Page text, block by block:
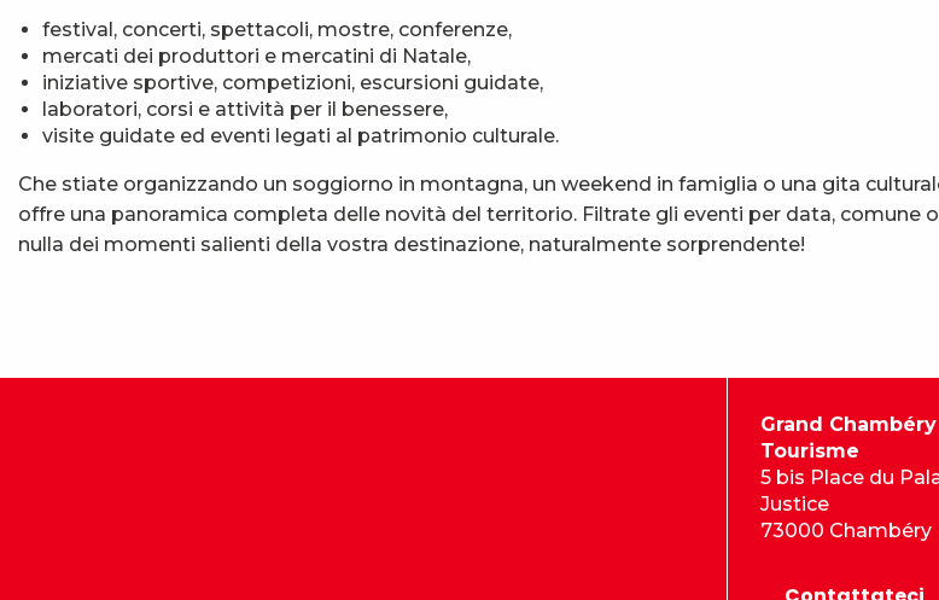
festival, concerti, spettacoli, mostre, conferenze,
mercati dei produttori e mercatini di Natale,
iniziative sportive, competizioni, escursioni guidate,
laboratori, corsi e attività per il benessere,
visite guidate ed eventi legati al patrimonio culturale.
Che stiate organizzando un soggiorno in montagna, un weekend in famiglia o una gita
offre una panoramica completa delle novità del territorio. Filtrate gli eventi per data, comune
nulla dei momenti salienti della vostra destinazione, naturalmente sorprendente!
Grand
Tourisme
5 bis Place du
Justice
73000 Chambéry